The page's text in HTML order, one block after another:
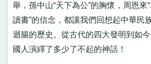
舉，孫中山“天下為公”的胸懷，周恩來
讀書”的信念，都讓我們回想起中華民
迴腸的歷史。從古代的四大發明到如今
國人演繹了多少了不起的神話！